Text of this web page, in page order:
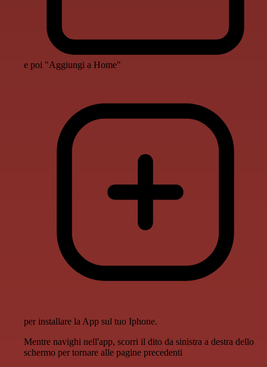
e poi "Aggiungi a Home"
per installare la App sul tuo Iphone.
Mentre navighi nell'app, scorri il dito da sinistra a destra dello
schermo per tornare alle pagine precedenti